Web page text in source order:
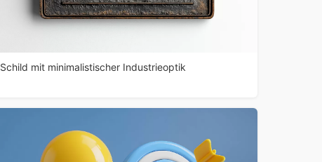
Schild mit minimalistischer Industrieoptik